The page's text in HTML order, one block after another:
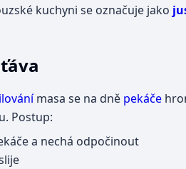
kuchyni se označuje jako
masa se na dně pekáče
Postup:
a nechá odpočinout